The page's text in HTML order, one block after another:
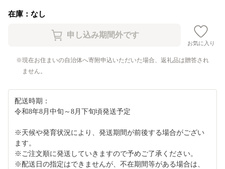
在庫：なし
お気に入り
現在お住まいの自治体へ寄附申込いただいた場合、返礼品は贈答され
ません。
配送時期：
令和8年8月中旬～8月下旬頃発送予定
※天候や発育状況により、発送期間が前後する場合がござい
ます。
※ご注文順に発送していきますので予めご了承ください。
※配送日の指定はできませんが、不在期間等がある場合は、